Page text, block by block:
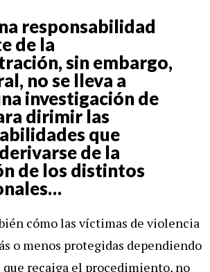
responsabilidad
de la
sin embargo,
no se lleva a
investigación de
dirimir las
que
de la
de los distintos
cómo las víctimas de violencia
o menos protegidas dependiendo
que recaiga el procedimiento, no